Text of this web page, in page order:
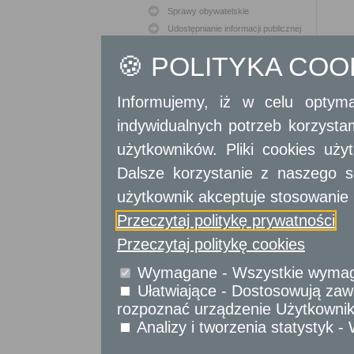
Sprawy obywatelskie
Udostępnianie informacji publicznej
Usługi
urzędów
🍪 POLITYKA
Informujemy, iż w celu
indywidualnych potrzeb
użytkowników. Pliki cookies
Dalsze korzystanie z naszego
użytkownik akceptuje stosowanie
Przeczytaj politykę prywatności
Przeczytaj politykę cookies
Wymagane - Wszystkie
Ułatwiające - Dostosowują
rozpoznać urządzenie
Analizy i tworzenia statystyk -